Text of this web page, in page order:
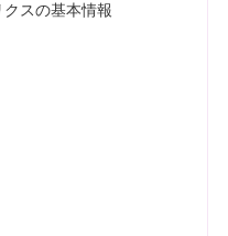
スの基本情報